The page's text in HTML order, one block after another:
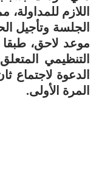
اللازم
الجلسة وتأجيل
التنظيمي
الدعوة
المرة الأولى.